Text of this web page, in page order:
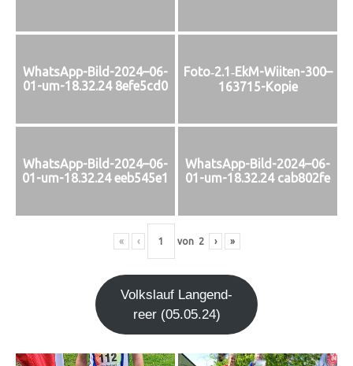
WhatsApp-Bild-2024–06-
01-um-18.32.24 8efe5cd0
Foto‑2.1‑EkM-Wiiten-300–
163715-Kopie
WhatsApp-Bild-2024–06-
01-um-18.32.24 eeb545e1
WhatsApp-Bild-2024–06-
01-um-18.32.24 cab802fe
« ‹ von 2 › »
Volks­lauf Lan­gen­d­
re­er (05.05.24)